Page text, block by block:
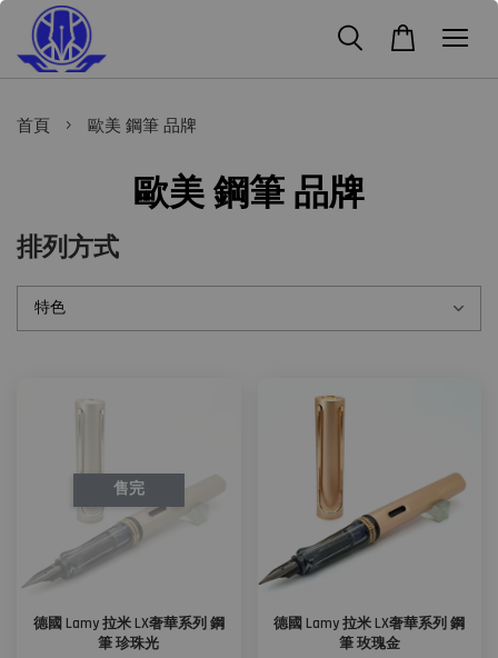
首頁 › 歐美 鋼筆 品牌
歐美 鋼筆 品牌
排列方式
售完
德國 Lamy 拉米 LX奢華系列 鋼
筆 珍珠光
德國 Lamy 拉米 LX奢華系列 鋼
筆 玫瑰金